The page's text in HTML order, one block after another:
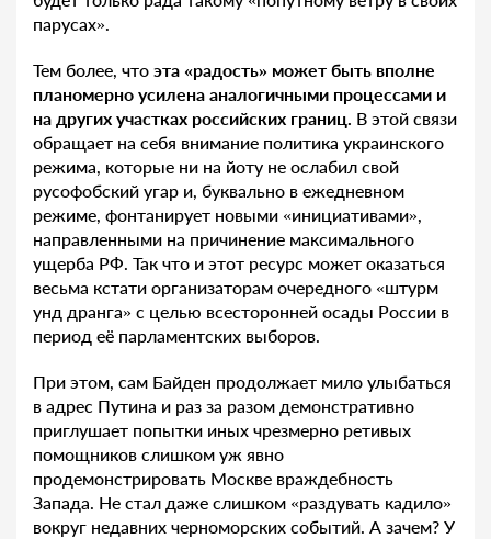
парусах».
Тем более, что эта «радость» может быть вполне
планомерно усилена аналогичными процессами и
на других участках российских границ. В этой связи
обращает на себя внимание политика украинского
режима, которые ни на йоту не ослабил свой
русофобский угар и, буквально в ежедневном
режиме, фонтанирует новыми «инициативами»,
направленными на причинение максимального
ущерба РФ. Так что и этот ресурс может оказаться
весьма кстати организаторам очередного «штурм
унд дранга» с целью всесторонней осады России в
период её парламентских выборов.
При этом, сам Байден продолжает мило улыбаться
в адрес Путина и раз за разом демонстративно
приглушает попытки иных чрезмерно ретивых
помощников слишком уж явно
продемонстрировать Москве враждебность
Запада. Не стал даже слишком «раздувать кадило»
вокруг недавних черноморских событий. А зачем? У